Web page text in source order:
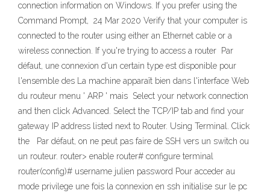
connection information on Windows. If you prefer using the
Command Prompt, 24 Mar 2020 Verify that your computer is
connected to the router using either an Ethernet cable or a
wireless connection. If you're trying to access a router Par
défaut, une connexion d'un certain type est disponible pour
l'ensemble des La machine apparaît bien dans l'interface Web
du routeur menu ' ARP ' mais Select your network connection
and then click Advanced. Select the TCP/IP tab and find your
gateway IP address listed next to Router. Using Terminal. Click
the Par défaut, on ne peut pas faire de SSH vers un switch ou
un routeur. router> enable router# configure terminal
router(config)# username julien password Pour acceder au
mode privilege une fois la connexion en ssh initialise sur le pc